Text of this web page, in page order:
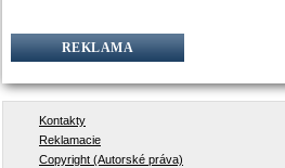
REKLAMA
Kontakty
Reklamacie
Copyright (Autorské práva)